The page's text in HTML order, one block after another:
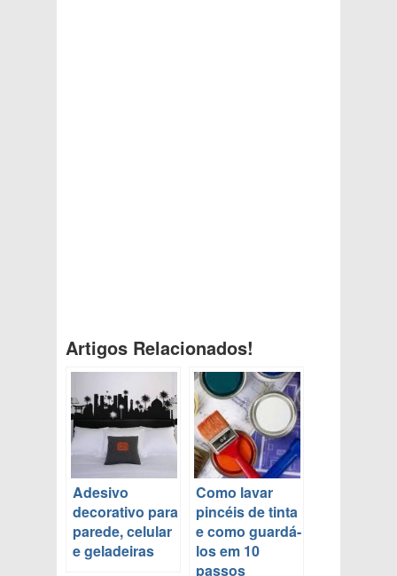
Artigos Relacionados!
Adesivo
decorativo para
parede, celular
e geladeiras
Como lavar
pincéis de tinta
e como guardá-
los em 10
passos